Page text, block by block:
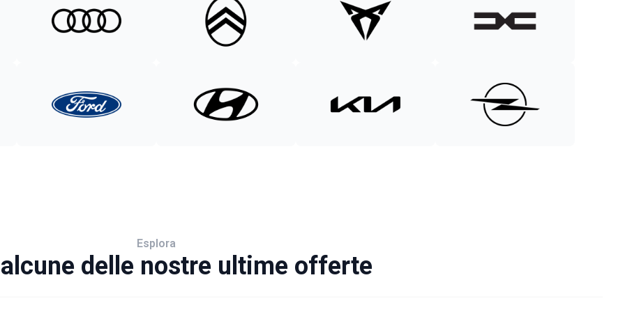
Esplora
delle nostre ultime offerte